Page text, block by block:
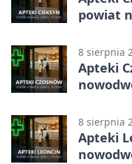
powiat
8 sierpnia
Apteki
8 sierpnia
Apteki